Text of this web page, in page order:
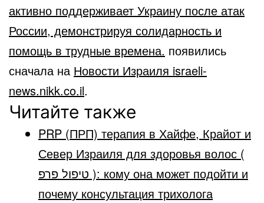
активно поддерживает Украину после атак
России, демонстрируя солидарность и
помощь в трудные времена. появились
сначала на Новости Израиля israeli-
news.nikk.co.il.
Читайте также
PRP (ПРП) терапия в Хайфе, Крайот и
Север Израиля для здоровья волос (
טיפול פרפ ): кому она может подойти и
почему консультация трихолога